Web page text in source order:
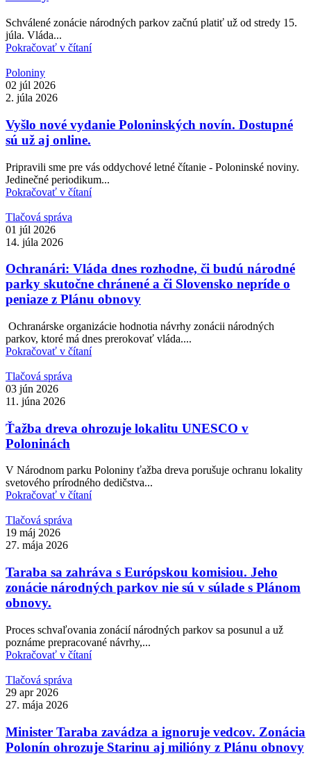
Schválené zonácie národných parkov začnú platiť už od stredy 15.
júla. Vláda...
Pokračovať v čítaní
Poloniny
02 júl 2026
2. júla 2026
Vyšlo nové vydanie Poloninských novín. Dostupné
sú už aj online.
Pripravili sme pre vás oddychové letné čítanie - Poloninské noviny.
Jedinečné periodikum...
Pokračovať v čítaní
Tlačová správa
01 júl 2026
14. júla 2026
Ochranári: Vláda dnes rozhodne, či budú národné
parky skutočne chránené a či Slovensko nepríde o
peniaze z Plánu obnovy
Ochranárske organizácie hodnotia návrhy zonácii národných
parkov, ktoré má dnes prerokovať vláda....
Pokračovať v čítaní
Tlačová správa
03 jún 2026
11. júna 2026
Ťažba dreva ohrozuje lokalitu UNESCO v
Poloninách
V Národnom parku Poloniny ťažba dreva porušuje ochranu lokality
svetového prírodného dedičstva...
Pokračovať v čítaní
Tlačová správa
19 máj 2026
27. mája 2026
Taraba sa zahráva s Európskou komisiou. Jeho
zonácie národných parkov nie sú v súlade s Plánom
obnovy.
Proces schvaľovania zonácií národných parkov sa posunul a už
poznáme prepracované návrhy,...
Pokračovať v čítaní
Tlačová správa
29 apr 2026
27. mája 2026
Minister Taraba zavádza a ignoruje vedcov. Zonácia
Polonín ohrozuje Starinu aj milióny z Plánu obnovy